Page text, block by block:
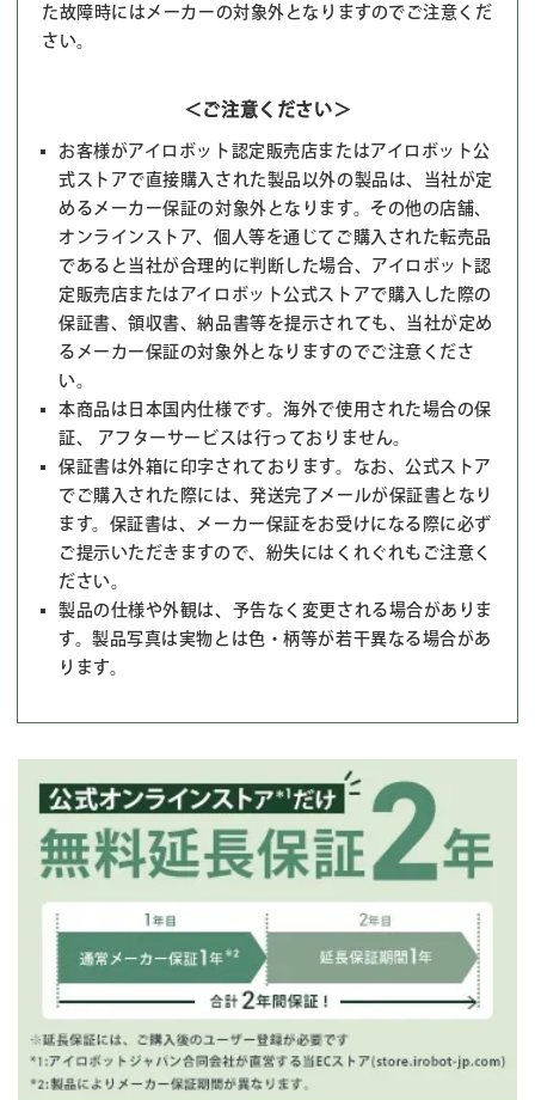
た故障時にはメーカーの対象外となりますのでご注意くだ
さい。
＜ご注意ください＞
お客様がアイロボット認定販売店またはアイロボット公
式ストアで直接購入された製品以外の製品は、当社が定
めるメーカー保証の対象外となります。その他の店舗、
オンラインストア、個人等を通じてご購入された転売品
であると当社が合理的に判断した場合、アイロボット認
定販売店またはアイロボット公式ストアで購入した際の
保証書、領収書、納品書等を提示されても、当社が定め
るメーカー保証の対象外となりますのでご注意くださ
い。
本商品は日本国内仕様です。海外で使用された場合の保
証、 アフターサービスは行っておりません。
保証書は外箱に印字されております。なお、公式ストア
でご購入された際には、発送完了メールが保証書となり
ます。保証書は、メーカー保証をお受けになる際に必ず
ご提示いただきますので、紛失にはくれぐれもご注意く
ださい。
製品の仕様や外観は、予告なく変更される場合がありま
す。製品写真は実物とは色・柄等が若干異なる場合があ
ります。